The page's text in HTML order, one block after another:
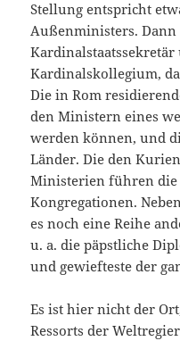
Stellung entspricht
Außenministers. Dann
Kardinalskollegium,
Die in Rom
den Ministern eines
werden können, und
Länder. Die den
Ministerien führen die
Kongregationen.
es noch eine Reihe
u. a. die päpstliche
und gewiefteste der
Es ist hier nicht der
Ressorts der